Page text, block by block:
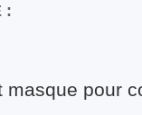
:
pour